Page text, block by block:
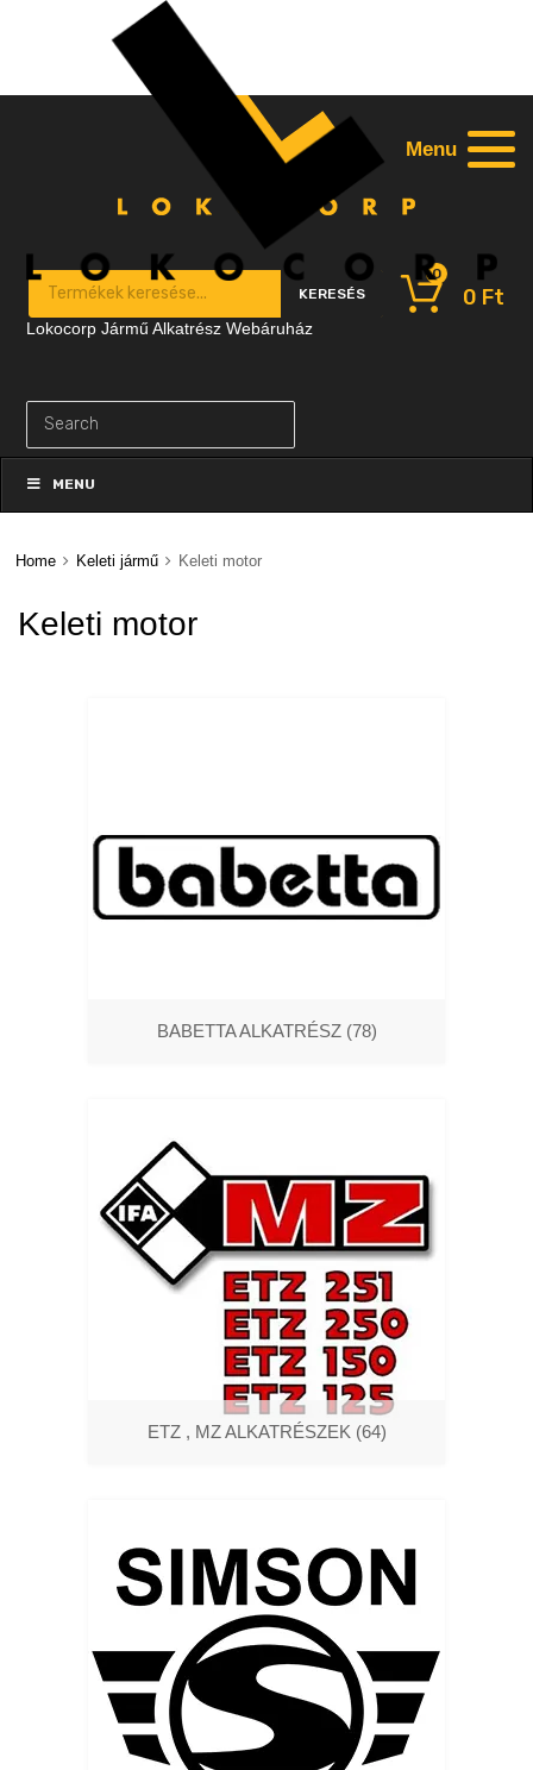
Products search
KERESÉS 0 Ft
0
to
contentMENU
Home Keleti jármű Keleti motor
Keleti motor
BABETTA ALKATRÉSZ (78)
ETZ , MZ ALKATRÉSZEK (64)
Lokocorp Jármű Alkatrész Webáruház
Menu